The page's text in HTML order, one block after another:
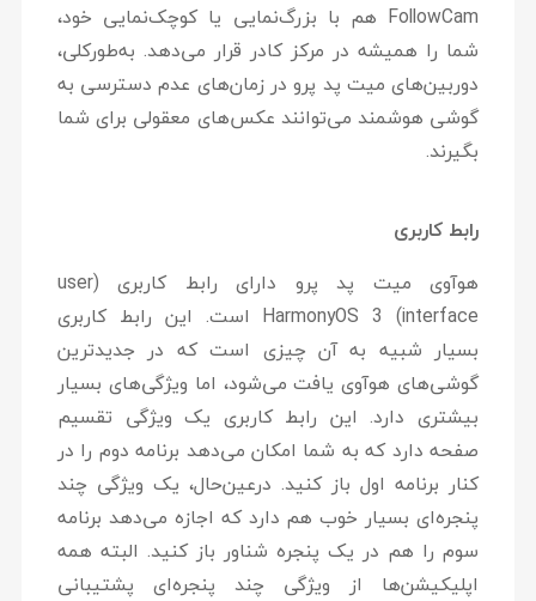
FollowCam هم با بزرگ‌نمایی یا کوچک‌نمایی خود،
شما را همیشه در مرکز کادر قرار می‌دهد. به‌طورکلی،
دوربین‌های میت پد پرو در زمان‌های عدم دسترسی به
گوشی هوشمند می‌توانند عکس‌های معقولی برای شما
بگیرند.
رابط کاربری
هوآوی میت پد پرو دارای رابط کاربری (user
interface) HarmonyOS 3 است. این رابط کاربری
بسیار شبیه به آن چیزی است که در جدیدترین
گوشی‌های هوآوی یافت می‌شود، اما ویژگی‌های بسیار
بیشتری دارد. این رابط کاربری یک ویژگی تقسیم
صفحه دارد که به شما امکان می‌دهد برنامه دوم را در
کنار برنامه اول باز کنید. درعین‌حال، یک ویژگی چند
پنجره‌ای بسیار خوب هم دارد که اجازه می‌دهد برنامه
سوم را هم در یک پنجره شناور باز کنید. البته همه
اپلیکیشن‌ها از ویژگی چند پنجره‌ای پشتیبانی